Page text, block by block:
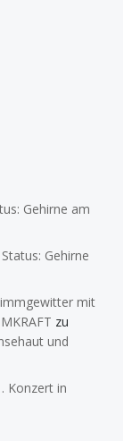
Gehirne am
Gehirne
mit
zu
und
Konzert in